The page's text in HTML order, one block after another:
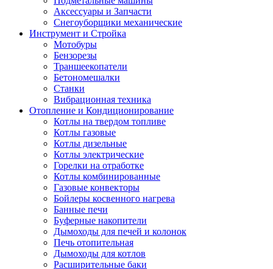
Аксессуары и Запчасти
Снегоуборщики механические
Инструмент и Стройка
Мотобуры
Бензорезы
Траншеекопатели
Бетономешалки
Станки
Вибрационная техника
Отопление и Кондиционирование
Котлы на твердом топливе
Котлы газовые
Котлы дизельные
Котлы электрические
Горелки на отработке
Котлы комбинированные
Газовые конвекторы
Бойлеры косвенного нагрева
Банные печи
Буферные накопители
Дымоходы для печей и колонок
Печь отопительная
Дымоходы для котлов
Расширительные баки